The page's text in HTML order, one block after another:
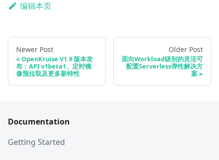
编辑本页
Newer Post
OpenKruise V1.9 版本发
布：API v1beta1、定时镜
像预拉取及更多新特性
Older Post
面向Workload级别的灵活可
配置Serverless弹性解决方
案
Documentation
Getting Started